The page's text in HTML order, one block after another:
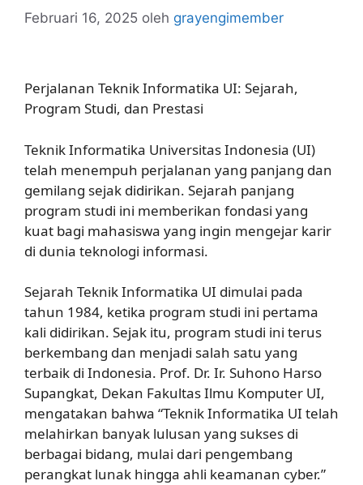
Februari 16, 2025 oleh grayengimember
Perjalanan Teknik Informatika UI: Sejarah,
Program Studi, dan Prestasi
Teknik Informatika Universitas Indonesia (UI)
telah menempuh perjalanan yang panjang dan
gemilang sejak didirikan. Sejarah panjang
program studi ini memberikan fondasi yang
kuat bagi mahasiswa yang ingin mengejar karir
di dunia teknologi informasi.
Sejarah Teknik Informatika UI dimulai pada
tahun 1984, ketika program studi ini pertama
kali didirikan. Sejak itu, program studi ini terus
berkembang dan menjadi salah satu yang
terbaik di Indonesia. Prof. Dr. Ir. Suhono Harso
Supangkat, Dekan Fakultas Ilmu Komputer UI,
mengatakan bahwa “Teknik Informatika UI telah
melahirkan banyak lulusan yang sukses di
berbagai bidang, mulai dari pengembang
perangkat lunak hingga ahli keamanan cyber.”